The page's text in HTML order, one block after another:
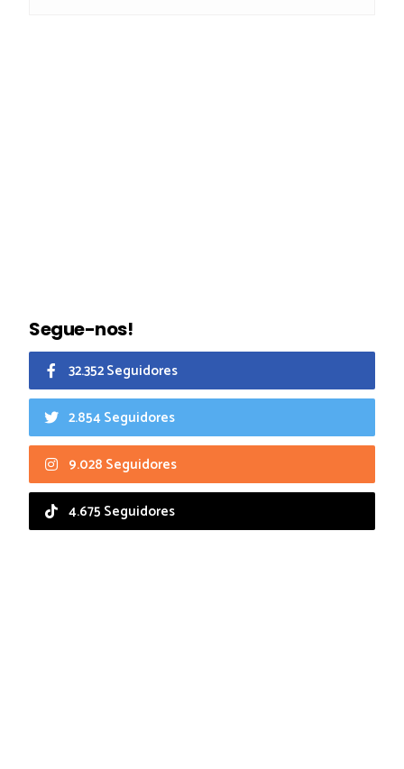
Segue-nos!
32.352 Seguidores
2.854 Seguidores
9.028 Seguidores
4.675 Seguidores